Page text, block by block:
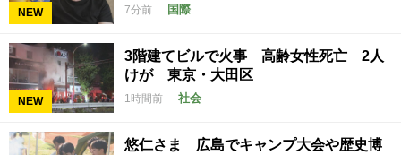
NEW 7分前 国際
NEW
3階建てビルで火事 高齢女性死亡 2人
けが 東京・大田区
1時間前 社会
悠仁さま 広島でキャンプ大会や歴史博